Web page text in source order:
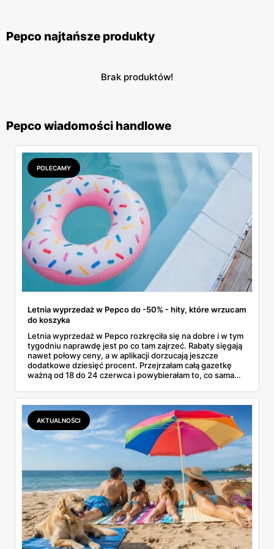
Pepco najtańsze produkty
Brak produktów!
Pepco wiadomości handlowe
POLECAMY
Letnia wyprzedaż w Pepco do -50% - hity, które wrzucam
do koszyka
Letnia wyprzedaż w Pepco rozkręciła się na dobre i w tym
tygodniu naprawdę jest po co tam zajrzeć. Rabaty sięgają
nawet połowy ceny, a w aplikacji dorzucają jeszcze
dodatkowe dziesięć procent. Przejrzałam całą gazetkę
ważną od 18 do 24 czerwca i powybierałam to, co sama
bawełniane ubranka dla dzieci, koszulki z bajkowymi
postaciami. Wszystko z jednej gazetki, bez biegania po
pół mieście.
AKTUALNOŚCI